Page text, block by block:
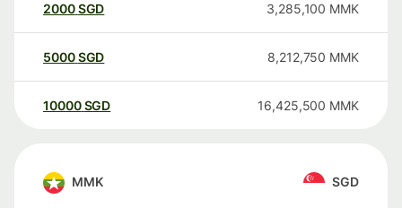
2000SGD 3,285,100 MMK
5000SGD 8,212,750 MMK
10000 SGD 16,425,500 MMK
MMK SGD